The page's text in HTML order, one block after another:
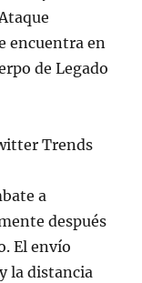
encuentra en
de Legado
a
después
El envío
la distancia